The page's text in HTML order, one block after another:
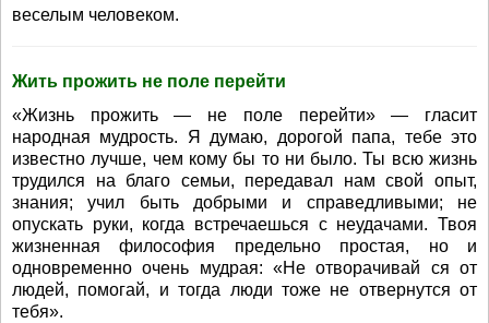
веселым человеком.
Жить прожить не поле перейти
«Жизнь прожить — не поле перейти» — гласит
народная мудрость. Я думаю, дорогой папа, тебе это
известно лучше, чем кому бы то ни было. Ты всю жизнь
трудился на благо семьи, передавал нам свой опыт,
знания; учил быть добрыми и справедливыми; не
опускать руки, когда встречаешься с неудачами. Твоя
жизненная философия предельно простая, но и
одновременно очень мудрая: «Не отворачивай ся от
людей, помогай, и тогда люди тоже не отвернутся от
тебя».